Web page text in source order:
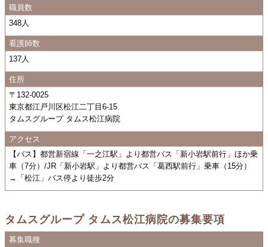
職員数
348人
看護師数
137人
住所
〒132-0025
東京都江戸川区松江二丁目6-15
タムスグループ タムス松江病院
アクセス
【バス】都営新宿線「一之江駅」より都営バス「新小岩駅前行」ほか乗
車（7分）/JR「新小岩駅」より都営バス「葛西駅前行」乗車（15分）
→「松江」バス停より徒歩2分
タムスグループ タムス松江病院の募集要項
募集職種